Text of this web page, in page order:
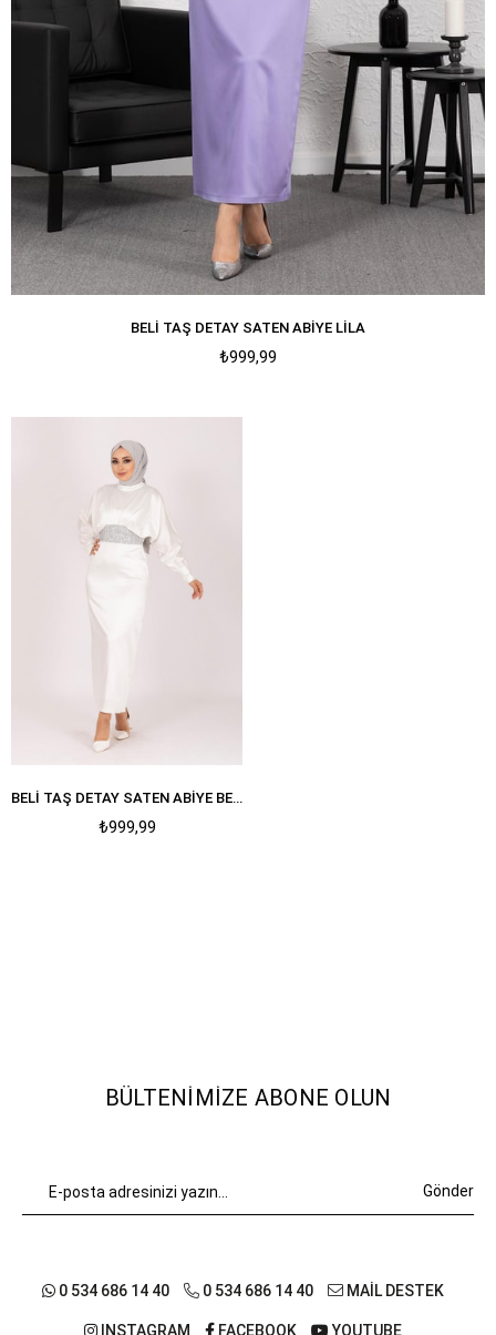
BELI TAŞ DETAY SATEN ABIYE LILA
₺999,99
BELI TAŞ DETAY SATEN ABIYE BEYAZ
₺999,99
BÜLTENIMIZE ABONE OLUN
Gönder
0 534 686 14 40 0 534 686 14 40 MAİL DESTEK
INSTAGRAM FACEBOOK YOUTUBE